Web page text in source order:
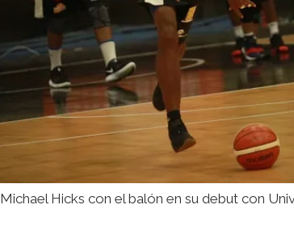
Michael Hicks con el balón en su debut con